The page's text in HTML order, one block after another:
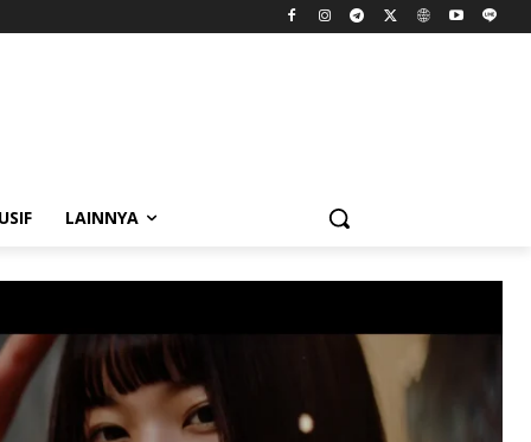
LAINNYA